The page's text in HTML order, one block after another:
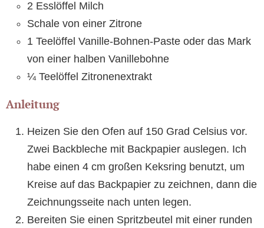
2 Esslöffel Milch
Schale von einer Zitrone
1 Teelöffel Vanille-Bohnen-Paste oder das Mark
von einer halben Vanillebohne
¼ Teelöffel Zitronenextrakt
Anleitung
Heizen Sie den Ofen auf 150 Grad Celsius vor.
Zwei Backbleche mit Backpapier auslegen. Ich
habe einen 4 cm großen Keksring benutzt, um
Kreise auf das Backpapier zu zeichnen, dann die
Zeichnungsseite nach unten legen.
Bereiten Sie einen Spritzbeutel mit einer runden